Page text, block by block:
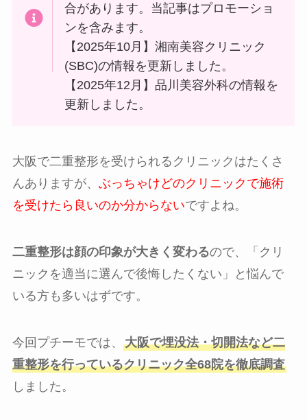
合があります。当記事はプロモーショ
ンを含みます。
【2025年10月】湘南美容クリニック
(SBC)の情報を更新しました。
【2025年12月】品川美容外科の情報を
更新しました。
大阪で二重整形を受けられるクリニックはたくさ
んありますが、 ぶっちゃけどのクリニックで施術
を受けたら良いのか分からないですよね。
二重整形は顔の印象が大きく変わるので、「クリ
ニックを適当に選んで後悔したくない」と悩んで
いる方も多いはずです。
今回プチーモでは、 大阪で埋没法・切開法など二
重整形を行っているクリニック全68院を徹底調査
しました。